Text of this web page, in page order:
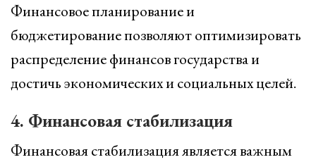
Финансовое планирование и
бюджетирование позволяют оптимизировать
распределение финансов государства и
достичь экономических и социальных целей.
4. Финансовая стабилизация
Финансовая стабилизация является важным